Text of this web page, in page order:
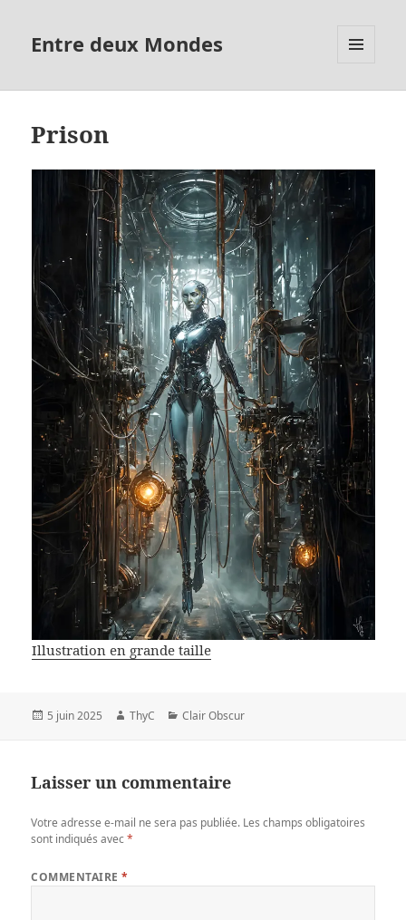
Entre deux Mondes
Prison
Illustration en grande taille
Publié
5 juin 2025 Auteur
ThyC Catégories
Clair Obscur
Laisser un commentaire
Votre adresse e-mail ne sera pas publiée. Les champs obligatoires
sont indiqués avec*
COMMENTAIRE*